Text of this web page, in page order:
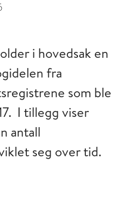
i hovedsak en
fra
som ble
I tillegg viser
antall
seg over tid.